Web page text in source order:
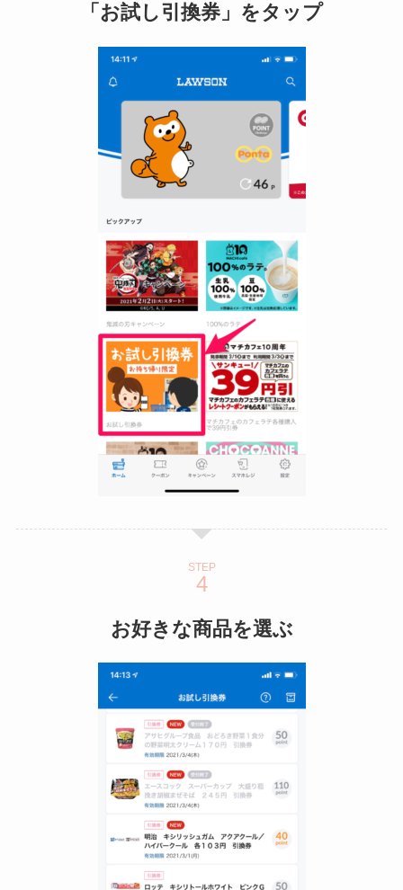
「お試し引換券」をタップ
STEP
お好きな商品を選ぶ